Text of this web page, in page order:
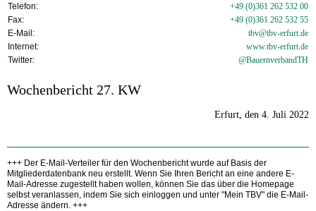
Telefon:
+49 (0)361 262 532 00
Fax:
+49 (0)361 262 532 55
E-Mail:
tbv@tbv-erfurt.de
Internet:
www.tbv-erfurt.de
Twitter:
@BauernverbandTH
Wochenbericht 27. KW
Erfurt, den 4. Juli 2022
+++ Der E-Mail-Verteiler für den Wochenbericht wurde auf Basis der
Mitgliederdatenbank neu erstellt. Wenn Sie Ihren Bericht an eine andere E-
Mail-Adresse zugestellt haben wollen, können Sie das über die Homepage
selbst veranlassen, indem Sie sich einloggen und unter "Mein TBV" die E-Mail-
Adresse ändern. +++